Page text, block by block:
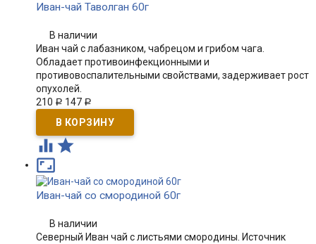
Иван-чай Таволган 60г
В наличии
Иван чай с лабазником, чабрецом и грибом чага.
Обладает противоинфекционными и
противовоспалительными свойствами, задерживает рост
опухолей.
210 Р 147 Р
 

Иван-чай со смородиной 60г
В наличии
Северный Иван чай с листьями смородины. Источник